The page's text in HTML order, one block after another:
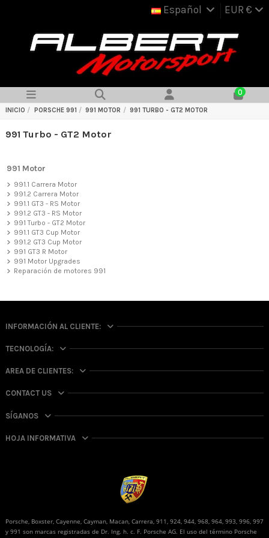
Español EUR €
0
INICIO PORSCHE 991 991 MOTOR 991 TURBO - GT2 MOTOR
991 Turbo - GT2 Motor
991 Motor
991.1 Carrera Motor
991.2 Carrera Motor
991.1 GT3 - RS Motor
991.2 GT3 - RS Motor
991 Turbo - GT2 Motor
991.1 GT3 Cup Motor
991.2 GT3 Cup Motor
991 GT3 R Motor
991 Motor Upgrades
Reparación de motores 991
INFORMACIÓN AL CLIENTE:
TECNOLOGÍA:
AREA DE CLIENTES:
CONTACT US
SÍGANOS
HOJA INFORMATIVA
Porsche, Boxster, Cayenne, Cayman, Macan, Carrera, 911, 924, 944, 968, 964, 993, 996, 997
y 991 son marcas registradas de Dr. Ing. h. c. F. Porsche AG. El uso del término Porsche